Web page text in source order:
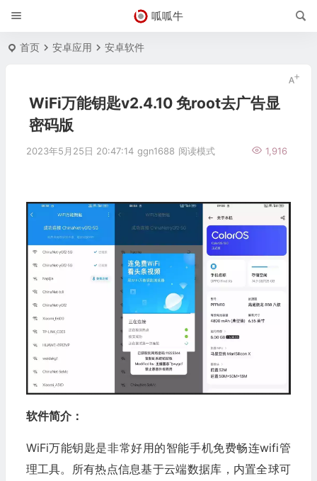
呱呱牛
首页 安卓应用 安卓软件
WiFi万能钥匙v2.4.10 免root去广告显
密码版
2023年5月25日 20:47:14 ggn1688 1,916
阅读模式
软件简介：
WiFi万能钥匙是非常好用的智能手机免费畅连wifi管
理工具。所有热点信息基于云端数据库，内置全球可